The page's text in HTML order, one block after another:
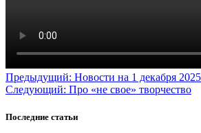
Навигация
по
записям
Предыдущий: Предыдущая
запись:
Новости на 1 декабря
Следующий: Следующая
Про «не свое» творчество
Последние статьи